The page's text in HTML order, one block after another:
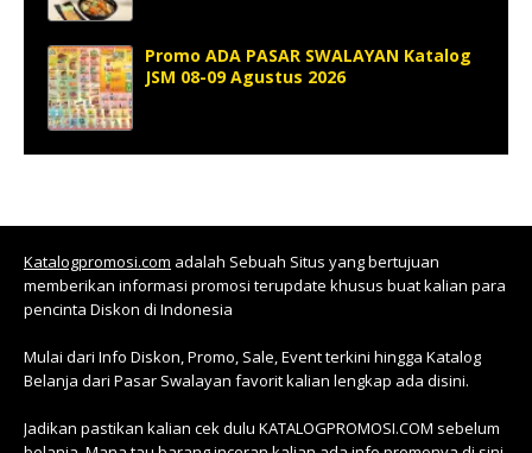
Promo ADA PASAR SWALAYAN Katalog
JSM 08-09 Agustus 2026
Katalogpromosi.com adalah Sebuah Situs yang bertujuan
memberikan informasi promosi terupdate khusus buat kalian para
pencinta Diskon di Indonesia
Mulai dari Info Diskon, Promo, Sale, Event terkini hingga Katalog
Belanja dari Pasar Swalayan favorit kalian lengkap ada disini.
Jadikan pastikan kalian cek dulu KATALOGPROMOSI.COM sebelum